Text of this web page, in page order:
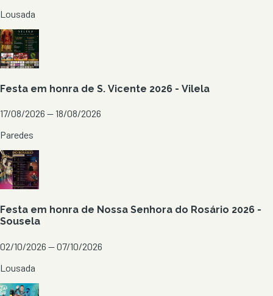
Lousada
Festa em honra de S. Vicente 2026 - Vilela
17/08/2026 — 18/08/2026
Paredes
Festa em honra de Nossa Senhora do Rosário 2026 -
Sousela
02/10/2026 — 07/10/2026
Lousada